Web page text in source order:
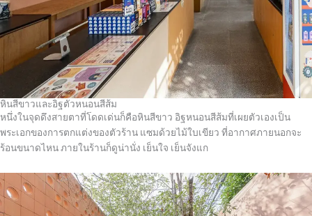
หินสีขาวและอิฐตัวหนอนสีส้ม
หนึ่งในจุดดึงสายตาที่โดดเด่นก็คือหินสีขาว อิฐหนอนสีส้มที่เผยตัวเองเป็น
พระเอกของการตกแต่งของตัวร้าน แซมด้วยไม้ใบเขียว ที่อากาศภายนอกจะ
ร้อนขนาดไหน ภายในร้านก็ดูน่านั่ง เย็นใจ เย็นจังแก